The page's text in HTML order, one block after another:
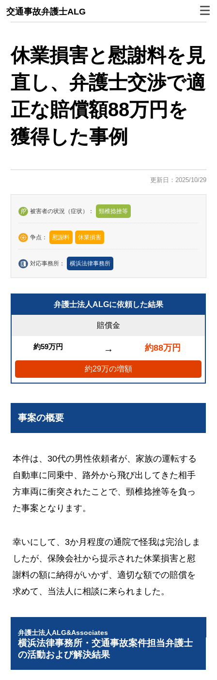
交通事故弁護士ALG
休業損害と慰謝料を見
直し、弁護士交渉で適
正な賠償額88万円を
獲得した事例
更新日：2025/10/29
被害者の状況（症状）： 頸椎捻挫等
争点： 慰謝料 休業損害
対応事務所： 横浜法律事務所
弁護士法人ALGに依頼した結果
賠償金
約59万円 → 約88万円
約29万の増額
事案の概要
本件は、30代の男性依頼者が、家族の運転する
自動車に同乗中、路外から飛び出してきた相手
方車両に衝突されたことで、頸椎捻挫等を負っ
た事案となります。
幸いにして、3か月程度の通院で怪我は完治しま
したが、保険会社から提示された休業損害と慰
謝料の額に納得がいかず、適切な額での賠償を
求めて、当法人に相談に来られました。
弁護士法人ALG&Associates
横浜法律事務所・交通事故案件担当弁護士
の活動および解決結果